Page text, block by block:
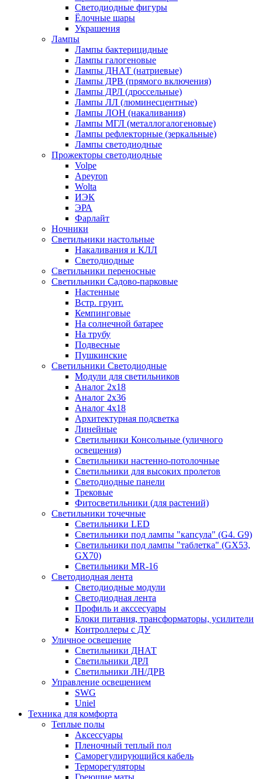
Светодиодные фигуры
Ёлочные шары
Украшения
Лампы
Лампы бактерицидные
Лампы галогеновые
Лампы ДНАТ (натриевые)
Лампы ДРВ (прямого включения)
Лампы ДРЛ (дроссельные)
Лампы ЛЛ (люминесцентные)
Лампы ЛОН (накаливания)
Лампы МГЛ (металлогалогеновые)
Лампы рефлекторные (зеркальные)
Лампы светодиодные
Прожекторы светодиодные
Volpe
Apeyron
Wolta
ИЭК
ЭРА
Фарлайт
Ночники
Светильники настольные
Накаливания и КЛЛ
Светодиодные
Светильники переносные
Светильники Садово-парковые
Настенные
Встр. грунт.
Кемпинговые
На солнечной батарее
На трубу
Подвесные
Пушкинские
Светильники Светодиодные
Модули для светильников
Аналог 2х18
Аналог 2х36
Аналог 4х18
Архитектурная подсветка
Линейные
Светильники Консольные (уличного
освещения)
Светильники настенно-потолочные
Светильники для высоких пролетов
Светодиодные панели
Трековые
Фитосветильники (для растений)
Светильники точечные
Светильники LED
Светильники под лампы "капсула" (G4. G9)
Светильники под лампы "таблетка" (GX53,
GX70)
Светильники MR-16
Светодиодная лента
Светодиодные модули
Светодиодная лента
Профиль и акссесуары
Блоки питания, трансформаторы, усилители
Контроллеры с ДУ
Уличное освещение
Светильники ДНАТ
Светильники ДРЛ
Светильники ЛН/ДРВ
Управление освещением
SWG
Uniel
Техника для комфорта
Теплые полы
Аксессуары
Пленочный теплый пол
Саморегулирующийся кабель
Терморегуляторы
Греющие маты